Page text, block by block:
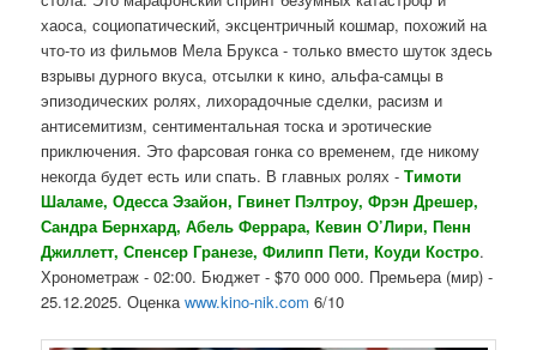
хаоса, социопатический, эксцентричный кошмар, похожий на
что-то из фильмов Мела Брукса - только вместо шуток здесь
взрывы дурного вкуса, отсылки к кино, альфа-самцы в
эпизодических ролях, лихорадочные сделки, расизм и
антисемитизм, сентиментальная тоска и эротические
приключения. Это фарсовая гонка со временем, где никому
некогда будет есть или спать. В главных ролях -Тимоти
Шаламе, Одесса Эзайон, Гвинет Пэлтроу, Фрэн Дрешер,
Сандра Бернхард, Абель Феррара, Кевин О’Лири, Пенн
Джиллетт, Спенсер Гранезе, Филипп Пети, Коуди Костро.
Хронометраж - 02:00. Бюджет - $70 000 000. Премьера (мир) -
25.12.2025. Оценкаwww.kino-nik.com 6/10